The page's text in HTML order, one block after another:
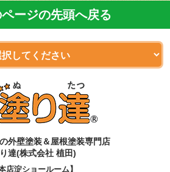
ページの先頭へ戻る
の外壁塗装＆屋根塗装専門店
達(株式会社 植田)
本店淀ショールーム】